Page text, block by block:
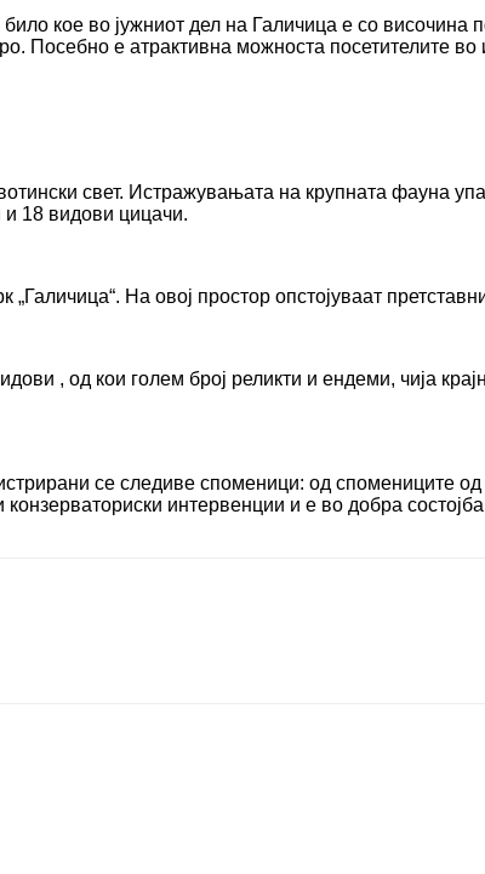
кое во јужниот дел на Галичица е со
Посебно е атрактивна можноста посетителите
свет. Истражувањата на крупната фауна
18 видови цицачи.
На овој простор опстојуваат
, од кои голем број реликти и ендеми, чија
се следиве споменици: од спомениците
интервенции и е во добра